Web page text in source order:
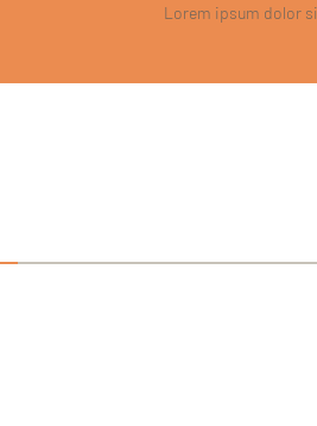
Lorem ipsum dolor